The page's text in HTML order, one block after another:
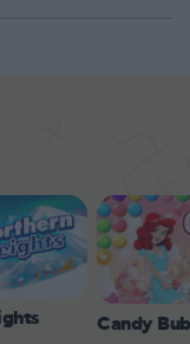
Candy